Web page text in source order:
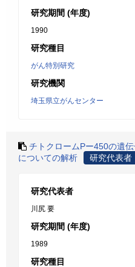
研究期間 (年度)
1990
研究種目
がん特別研究
研究機関
埼玉県立がんセンター
チトクロームPー450の遺
についての解析
研究代表者
研究代表者
川尻 要
研究期間 (年度)
1989
研究種目